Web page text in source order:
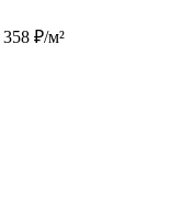
358 ₽/м²